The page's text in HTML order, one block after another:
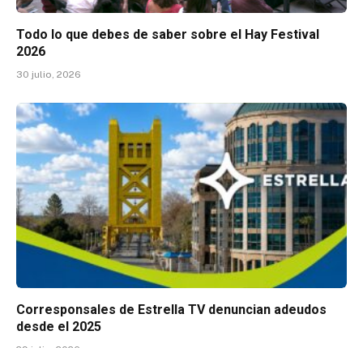
Todo lo que debes de saber sobre el Hay Festival
2026
30 julio, 2026
Corresponsales de Estrella TV denuncian adeudos
desde el 2025